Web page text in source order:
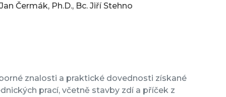
Čermák, Ph.D., Bc. Jiří Stehno
znalosti a praktické dovednosti získané
prací, včetně stavby zdí a příček z